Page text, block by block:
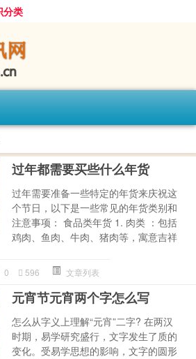
分类
过年都需要买些什么年货
过年需要准备一些特定的年货来庆祝这
个节日，以下是一些常见的年货类别和
注意事项： 食品类年货 1. 肉类 ：包括
鸡肉、鱼肉、牛肉、猪肉等，寓意吉祥
0 596 文章列表
元宵节元宵两个字怎么写
怎么从字义上理解“元宵”二字? 在两汉
时期，易学研究盛行，文字发生了质的
变化。受易学思想的影响，文字的圆形